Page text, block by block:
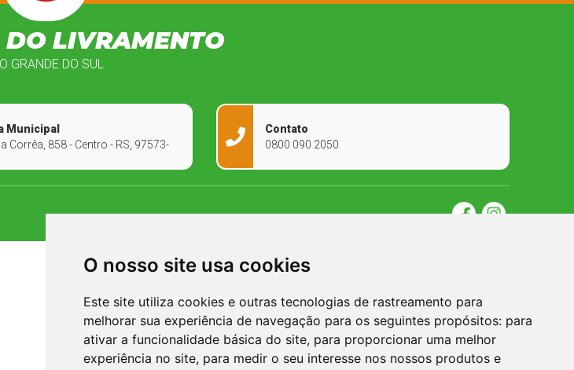
O nosso site usa cookies
Este site utiliza cookies e outras tecnologias de rastreamento para
melhorar sua experiência de navegação para os seguintes propósitos: para
ativar a funcionalidade básica do site, para proporcionar uma melhor
experiência no site, para medir o seu interesse nos nossos produtos e
LIVRAMENTO
GRANDE DO SUL
Municipal
Corrêa, 858 - Centro - RS, 97573-
Contato
0800 090 2050